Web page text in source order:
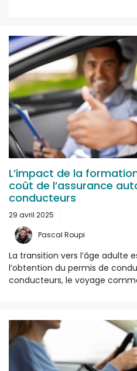
L’impact de la
coût de l’assurance
conducteurs
29 avril 2025
Pascal Roupi
La transition vers l’âge adulte
l’obtention du permis de
conducteurs, le voyage